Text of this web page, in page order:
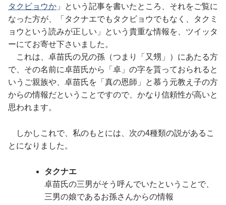
タクビョウか 」という記事を書いたところ、それをご覧に
なった方が、「タクナエでもタクビョウでもなく、タクミ
ョウという読みが正しい」という貴重な情報を、ツイッタ
ーにてお寄せ下さいました。
これは、卓苗氏の兄の孫（つまり「又甥」）にあたる方
で、その名前に卓苗氏から「卓」の字を貰っておられると
いうご親族や、卓苗氏を「真の恩師」と慕う元教え子の方
からの情報だということですので、かなり信頼性が高いと
思われます。
しかしこれで、私のもとには、次の4種類の説があるこ
とになりました。
タクナエ
卓苗氏の三男がそう呼んでいたということで、
三男の娘であるお孫さんからの情報